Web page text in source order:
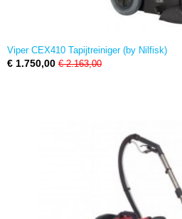
Viper CEX410 Tapijtreiniger (by Nilfisk)
€ 1.750,00 € 2.163,00